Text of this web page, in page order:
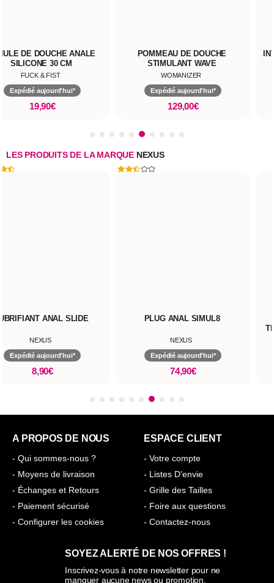
DE DOUCHE ANALE
SILICONE 30 CM
FUCK & FIST
Expédié aujourd'hui*
19,90€
POMMEAU DE DOUCHE
STIMULANT WAVE
WOMANIZER
Expédié aujourd'hui*
129,00€
LES PRODUITS DE LA MARQUE NEXUS
ANAL SLIDE
NEXUS
Expédié aujourd'hui*
8,90€
PLUG ANAL SIMUL8
NEXUS
Expédié aujourd'hui*
74,90€
A PROPOS DE NOUS
- Qui sommes-nous ?
- Moyens de livraison
- Échanges et Retours
- Paiement sécurisé
- Configurer les cookies
ESPACE CLIENT
- Votre compte
- Listes D'envie
- Grille des Tailles
- Foire aux questions
- Contactez-nous
SOYEZ ALERTÉ DE NOS OFFRES !
Inscrivez-vous à notre newsletter pour ne
manquer aucune news ou promotion.